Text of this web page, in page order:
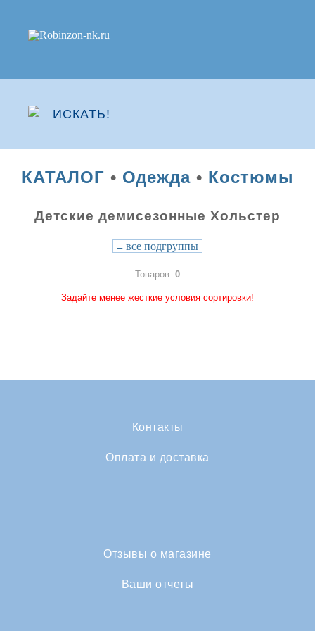
КАТАЛОГ • Одежда• Костюмы
Детские демисезонные Хольстер
≡ все подгруппы
Товаров: 0
Задайте менее жесткие условия сортировки!
Контакты
Оплата и доставка
Отзывы о магазине
Ваши отчеты